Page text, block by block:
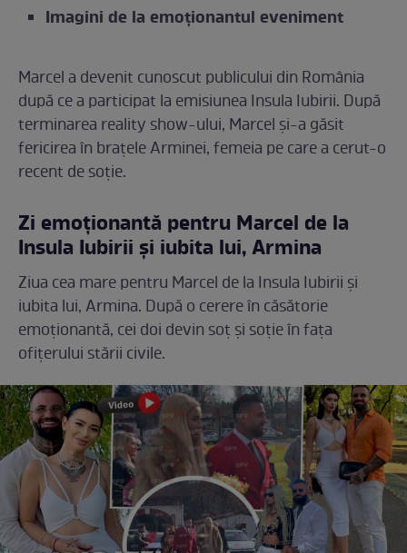
Imagini de la emoționantul eveniment
Marcel a devenit cunoscut publicului din România
după ce a participat la emisiunea Insula Iubirii. După
terminarea reality show-ului, Marcel și-a găsit
fericirea în brațele Arminei, femeia pe care a cerut-o
recent de soție.
Zi emoționantă pentru Marcel de la
Insula Iubirii și iubita lui, Armina
Ziua cea mare pentru Marcel de la Insula Iubirii și
iubita lui, Armina. După o cerere în căsătorie
emoționantă, cei doi devin soț și soție în fața
ofițerului stării civile.